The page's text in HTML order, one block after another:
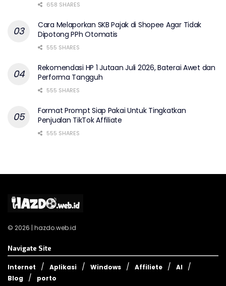
658 SHARES
Cara Melaporkan SKB Pajak di Shopee Agar Tidak
Dipotong PPh Otomatis
555 SHARES
Rekomendasi HP 1 Jutaan Juli 2026, Baterai Awet dan
Performa Tangguh
555 SHARES
Format Prompt Siap Pakai Untuk Tingkatkan
Penjualan TikTok Affiliate
555 SHARES
© 2026 | hazdo.web.id
Navigate Site
Internet Aplikasi Windows Affiliete
AI
Blog
porto